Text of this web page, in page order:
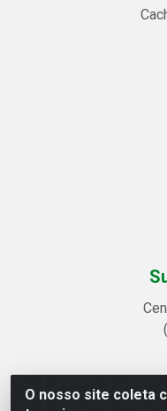
O nosso site coleta
Linhavix